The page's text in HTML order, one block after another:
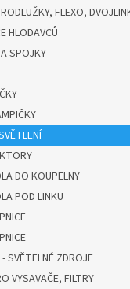
FLEXO,
HLODAVCŮ
SPOJKY
DO KOUPELNY
POD LINKU
SVĚTELNÉ ZDROJE
VYSAVAČE, FILTRY